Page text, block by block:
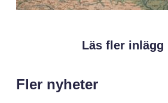
Läs fler inlägg
Fler nyheter